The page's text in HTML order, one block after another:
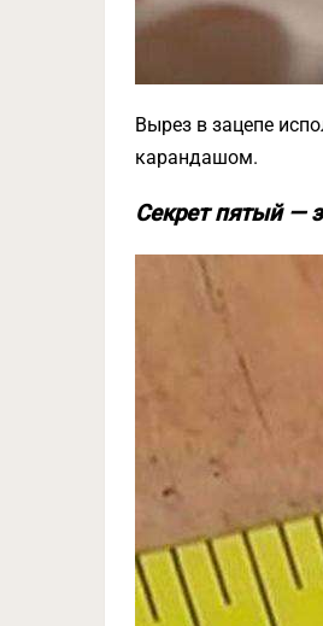
Вырез в зацепе
карандашом.
Секрет пятый —